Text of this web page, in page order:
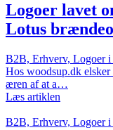
Logoer lavet
Lotus
B2B, Erhverv, Logoer
Hos woodsup.dk
æren af at a…
Læs artiklen
B2B, Erhverv, Logoer